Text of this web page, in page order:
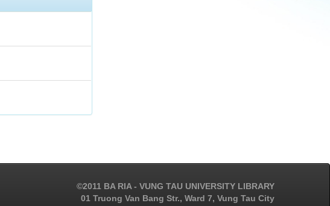
©2011 BA RIA - VUNG TAU UNIVERSITY LIBRARY
01 Truong Van Bang Str., Ward 7, Vung Tau City